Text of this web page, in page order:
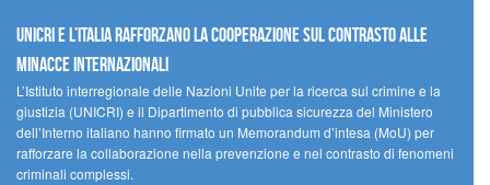
UNICRI e l’Italia rafforzano la cooperazione sul contrasto alle
minacce internazionali
L’Istituto interregionale delle Nazioni Unite per la ricerca sul crimine e la
giustizia (UNICRI) e il Dipartimento di pubblica sicurezza del Ministero
dell’Interno italiano hanno firmato un Memorandum d’intesa (MoU) per
rafforzare la collaborazione nella prevenzione e nel contrasto di fenomeni
criminali complessi.